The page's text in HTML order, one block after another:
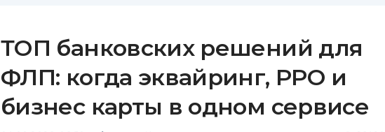
ТОП банковских решений для
ФЛП: когда эквайринг, РРО и
бизнес карты в одном сервисе